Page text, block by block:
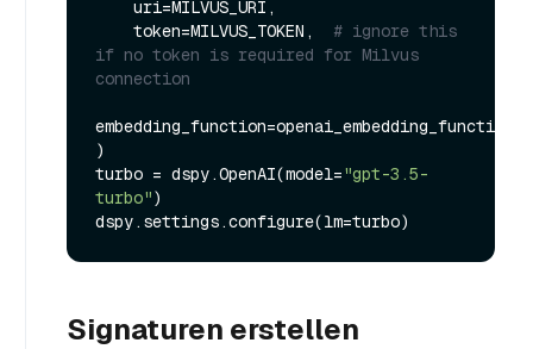
    token=MILVUS_TOKEN,
# ignore this
if no token is required for Milvus
connection
embedding_function=openai_embedding_function,
)
turbo = dspy.OpenAI(model="gpt-3.5-
turbo")
Signaturen erstellen